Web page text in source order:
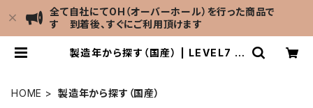
全て自社にてOH（オーバーホール）を行った商品で
す 到着後、すぐにご利用頂けます
製造年から探す（国産） | LEVEL7 A
HOME 製造年から探す（国産）